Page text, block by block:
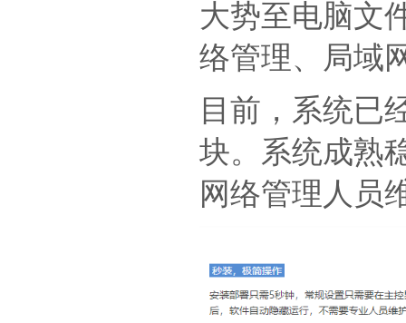
大势至电脑文
络管理、局域
目前，系统已
块。系统成熟
网络管理人员